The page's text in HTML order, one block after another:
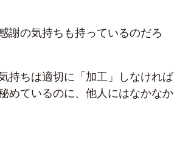
謝の気持ちも持っているのだろ
持ちは適切に「加工」しなければ
めているのに、他人にはなかなか